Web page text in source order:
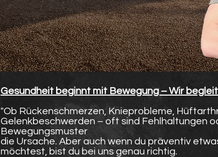
Gesundheit beginnt mit Bewegung – Wir
"Ob Rückenschmerzen, Knieprobleme,
Gelenkbeschwerden – oft sind Fehlhaltungen
Bewegungsmuster
die Ursache. Aber auch wenn du präventiv
möchtest, bist du bei uns genau richtig.